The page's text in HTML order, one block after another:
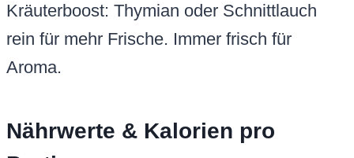
Kräuterboost: Thymian oder Schnittlauch
rein für mehr Frische. Immer frisch für
Aroma.
Nährwerte & Kalorien pro